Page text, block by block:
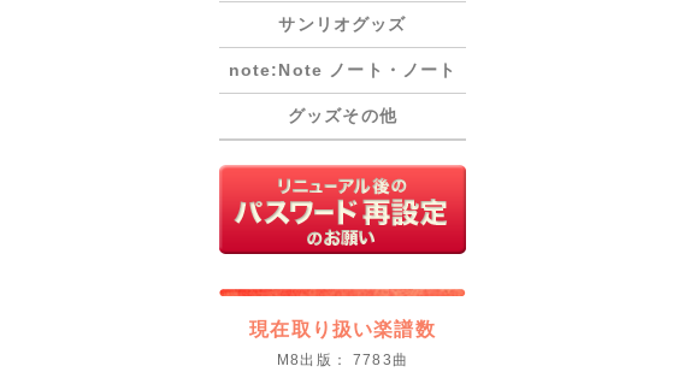
サンリオグッズ
note:Note ノート・ノート
グッズその他
現在取り扱い楽譜数
M8出版： 7783曲